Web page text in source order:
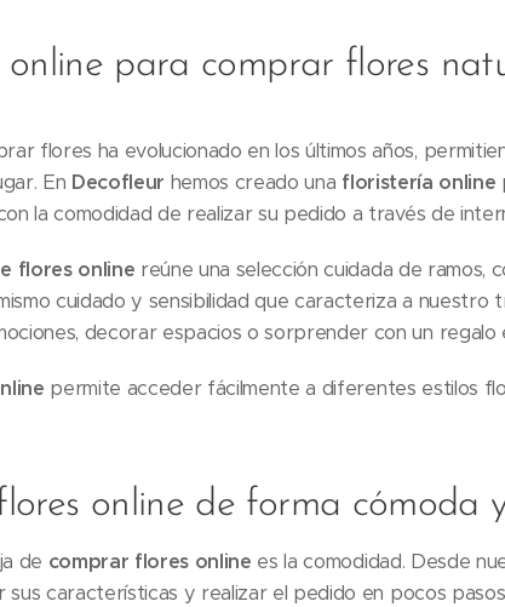
online para comprar flores
flores ha evolucionado en los últimos años,
En Decofleur hemos creado una floristería online
la comodidad de realizar su pedido a través de
flores online reúne una selección cuidada de
cuidado y sensibilidad que caracteriza a
decorar espacios o sorprender con un regalo
permite acceder fácilmente a diferentes estilos
online de forma cómoda
de comprar flores online es la comodidad. Desde
sus características y realizar el pedido en pocos